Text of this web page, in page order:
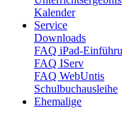
Kalender
Service
Downloads
FAQ iPad-
FAQ IServ
FAQ WebUntis
Schulbuchausleihe
Ehemalige